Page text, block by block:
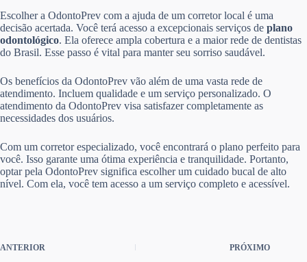
Escolher a OdontoPrev com a ajuda de um corretor local é uma
decisão acertada. Você terá acesso a excepcionais serviços de plano
odontológico. Ela oferece ampla cobertura e a maior rede de dentistas
do Brasil. Esse passo é vital para manter seu sorriso saudável.
Os benefícios da OdontoPrev vão além de uma vasta rede de
atendimento. Incluem qualidade e um serviço personalizado. O
atendimento da OdontoPrev visa satisfazer completamente as
necessidades dos usuários.
Com um corretor especializado, você encontrará o plano perfeito para
você. Isso garante uma ótima experiência e tranquilidade. Portanto,
optar pela OdontoPrev significa escolher um cuidado bucal de alto
nível. Com ela, você tem acesso a um serviço completo e acessível.
ANTERIOR PRÓXIMO